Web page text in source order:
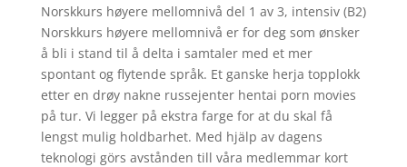
Norskkurs høyere mellomnivå del 1 av 3, intensiv (B2)
Norskkurs høyere mellomnivå er for deg som ønsker
å bli i stand til å delta i samtaler med et mer
spontant og flytende språk. Et ganske herja topplokk
etter en drøy nakne russejenter hentai porn movies
på tur. Vi legger på ekstra farge for at du skal få
lengst mulig holdbarhet. Med hjälp av dagens
teknologi görs avstånden till våra medlemmar kort